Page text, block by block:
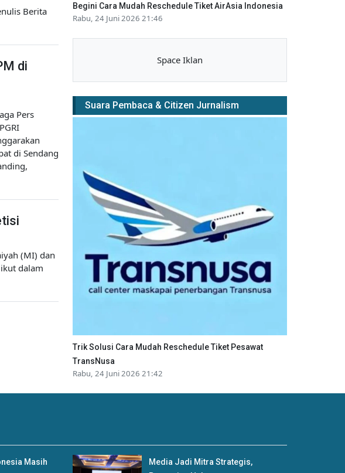
Berita
di
Pers
di Sendang
(MI) dan
dalam
Begini Cara Mudah Reschedule Tiket AirAsia Indonesia
Rabu, 24 Juni 2026 21:46
Space Iklan
Suara Pembaca & Citizen Jurnalism
Trik Solusi Cara Mudah Reschedule Tiket Pesawat
TransNusa
Rabu, 24 Juni 2026 21:42
Masih
Media Jadi Mitra Strategis,